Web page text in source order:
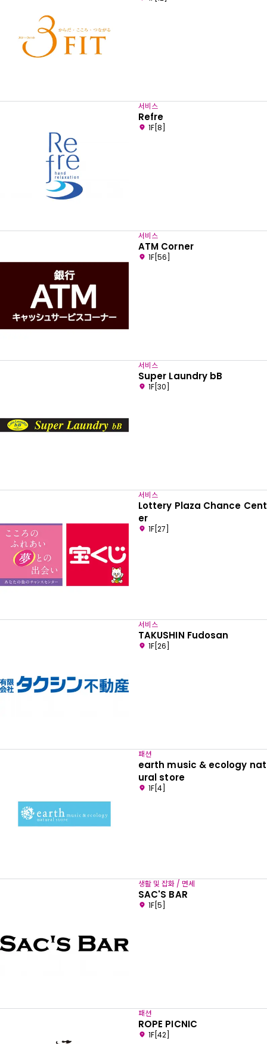
서비스
Refre
1F[8]
서비스
ATM Corner
1F[56]
서비스
Super Laundry bB
1F[30]
서비스
Lottery Plaza Chance Cent
er
1F[27]
서비스
TAKUSHIN Fudosan
1F[26]
패션
earth music & ecology nat
ural store
1F[4]
생활 및 잡화 / 면세
SAC'S BAR
1F[5]
패션
ROPE PICNIC
1F[42]